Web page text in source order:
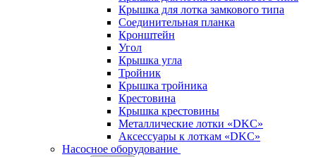
Крышка для лотка замкового типа
Соединительная планка
Кронштейн
Угол
Крышка угла
Тройник
Крышка тройника
Крестовина
Крышка крестовины
Металлические лотки «DKC»
Аксессуары к лоткам «DKC»
Насосное оборудование